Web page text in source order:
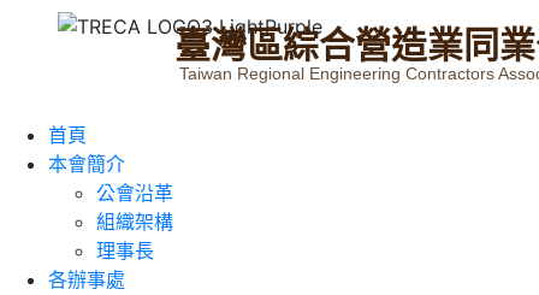
臺灣區綜合營造業同業
Taiwan Regional Engineering Contractors
首頁
本會簡介
公會沿革
組織架構
理事長
各辦事處